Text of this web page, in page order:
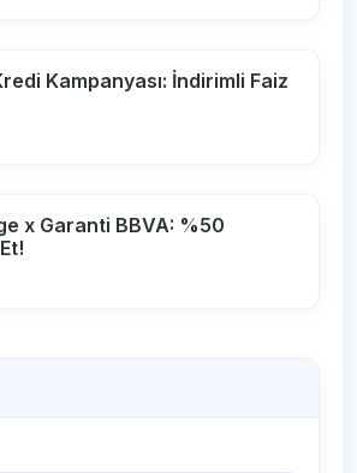
Kampanyası: İndirimli Faiz
x Garanti BBVA: %50